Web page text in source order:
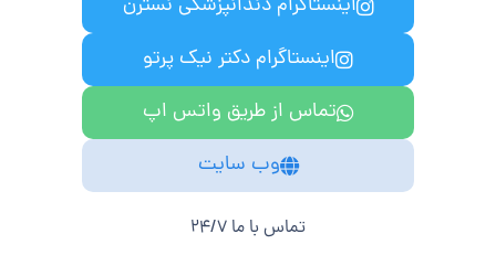
اینستاگرام دندانپزشکی نسترن
اینستاگرام دکتر نیک پرتو
تماس از طریق واتس اپ
وب سایت
تماس با ما 24/7